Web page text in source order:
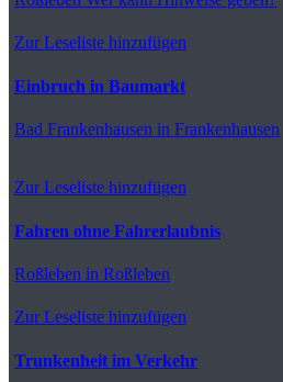
Zur Leseliste hinzufügen
Einbruch in Baumarkt
Bad Frankenhausen in Frankenhausen
Zur Leseliste hinzufügen
Fahren ohne Fahrerlaubnis
Roßleben in Roßleben
Zur Leseliste hinzufügen
Trunkenheit im Verkehr